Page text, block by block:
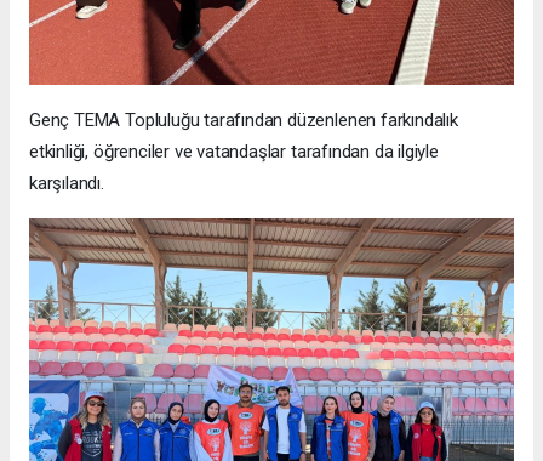
Genç TEMA Topluluğu tarafından düzenlenen farkındalık
etkinliği, öğrenciler ve vatandaşlar tarafından da ilgiyle
karşılandı.